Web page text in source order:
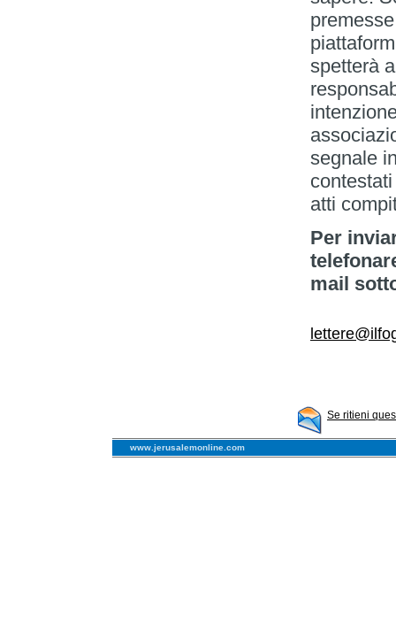
spetterà
segnale
atti
Per
mail
Se ritieni
www.jerusalemonline.com